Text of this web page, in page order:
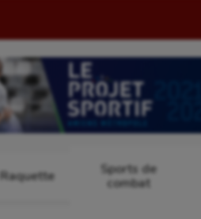
Raquette
Sports de
combat